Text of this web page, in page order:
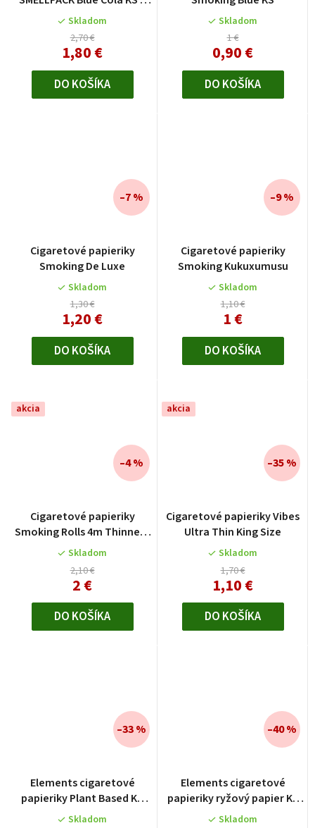
filtre
Skladom
2,70 €
1,80 €
DO KOŠÍKA
Skladom
1 €
0,90 €
DO KOŠÍKA
Cigaretové papieriky
Smoking De Luxe
Skladom
1,30 €
1,20 €
–7 %
DO KOŠÍKA
Cigaretové papieriky
Smoking Kukuxumusu
Skladom
1,10 €
1 €
–9 %
DO KOŠÍKA
akcia
Cigaretové papieriky
Smoking Rolls 4m Thinnest
Red
Skladom
2,10 €
2 €
–4 %
DO KOŠÍKA
akcia
Cigaretové papieriky Vibes
Ultra Thin King Size
Skladom
1,70 €
1,10 €
–35 %
DO KOŠÍKA
Elements cigaretové
papieriky Plant Based KS
slim
Skladom
–33 %
Elements cigaretové
papieriky ryžový papier KS
slim
Skladom
–40 %